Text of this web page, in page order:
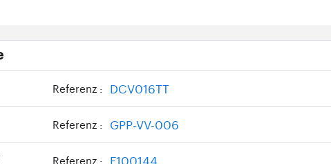
Referenz : DCV016TT
Referenz : GPP-VV-006
Referenz : F100144